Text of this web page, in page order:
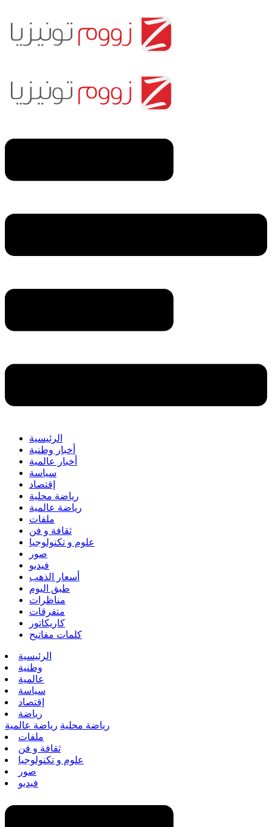
الرئيسية
أخبار وطنية
أخبار عالمية
سياسة
إقتصاد
رياضة محلية
رياضة عالمية
ملفات
ثقافة و فن
علوم و تكنولوجيا
صور
فيديو
أسعار الذهب
طبق اليوم
مناظرات
متفرقات
كاريكاتور
كلمات مفاتيح
الرئيسية
وطنية
عالمية
سياسة
إقتصاد
رياضة
رياضة محلية رياضة عالمية
ملفات
ثقافة و فن
علوم و تكنولوجيا
صور
فيديو